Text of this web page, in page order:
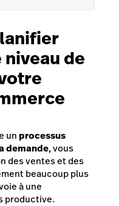
de
unprocessus
demande, vous
des ventes et des
beaucoup plus
à une
productive.